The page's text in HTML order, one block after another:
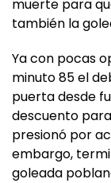
muerte para
también la
Ya con pocas
minuto 85 el
puerta desde
descuento
presionó por
embargo,
goleada